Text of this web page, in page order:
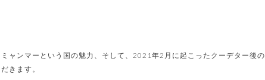
ャンマーという国の魅力、そして、2021年2月に起こったクーデター後の
きます。